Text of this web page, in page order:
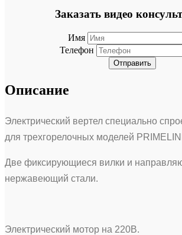
Заказать видео
Имя
Телефон
Отправить
Описание
Электрический вертел специально
для трехгорелочных моделей
Две фиксирующиеся вилки и
нержавеющий стали.
Электрический мотор на 220В.